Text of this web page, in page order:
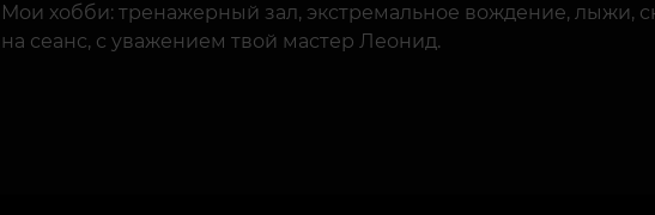
Мои хобби: тренажерный зал, экстремальное вождение, лыжи,
на сеанс, с уважением твой мастер Леонид.